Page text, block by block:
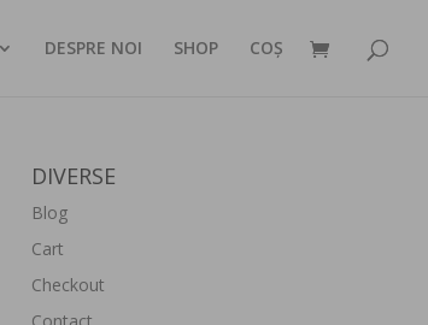
DESPRE NOI SHOP COȘ
DIVERSE
Blog
Cart
Checkout